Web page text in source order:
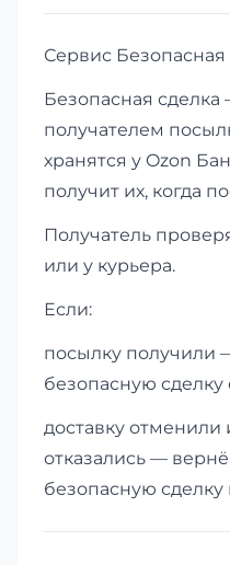
Сервис Безопасная
Безопасная
получателем
хранятся у Ozon
получит их, когда
Получатель
или у курьера.
Если:
посылку получили
безопасную
доставку отменили
отказались —
безопасную сделку